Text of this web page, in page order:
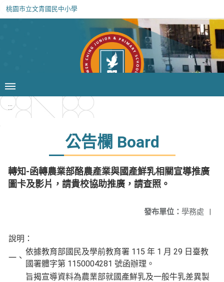
桃園市立文青國民中小學
:::
公告欄 Board
轉知-函轉農業部酪農產業與國產鮮乳相關宣導推廣
圖卡及影片，請貴校協助推廣，請查照。
發布單位： 學務處 |
說明：
一、
依據教育部國民及學前教育署 115 年 1 月 29 日臺教
國署體字第 1150004281 號函辦理。
旨揭宣導資料為農業部就國產鮮乳及一般牛乳差異製